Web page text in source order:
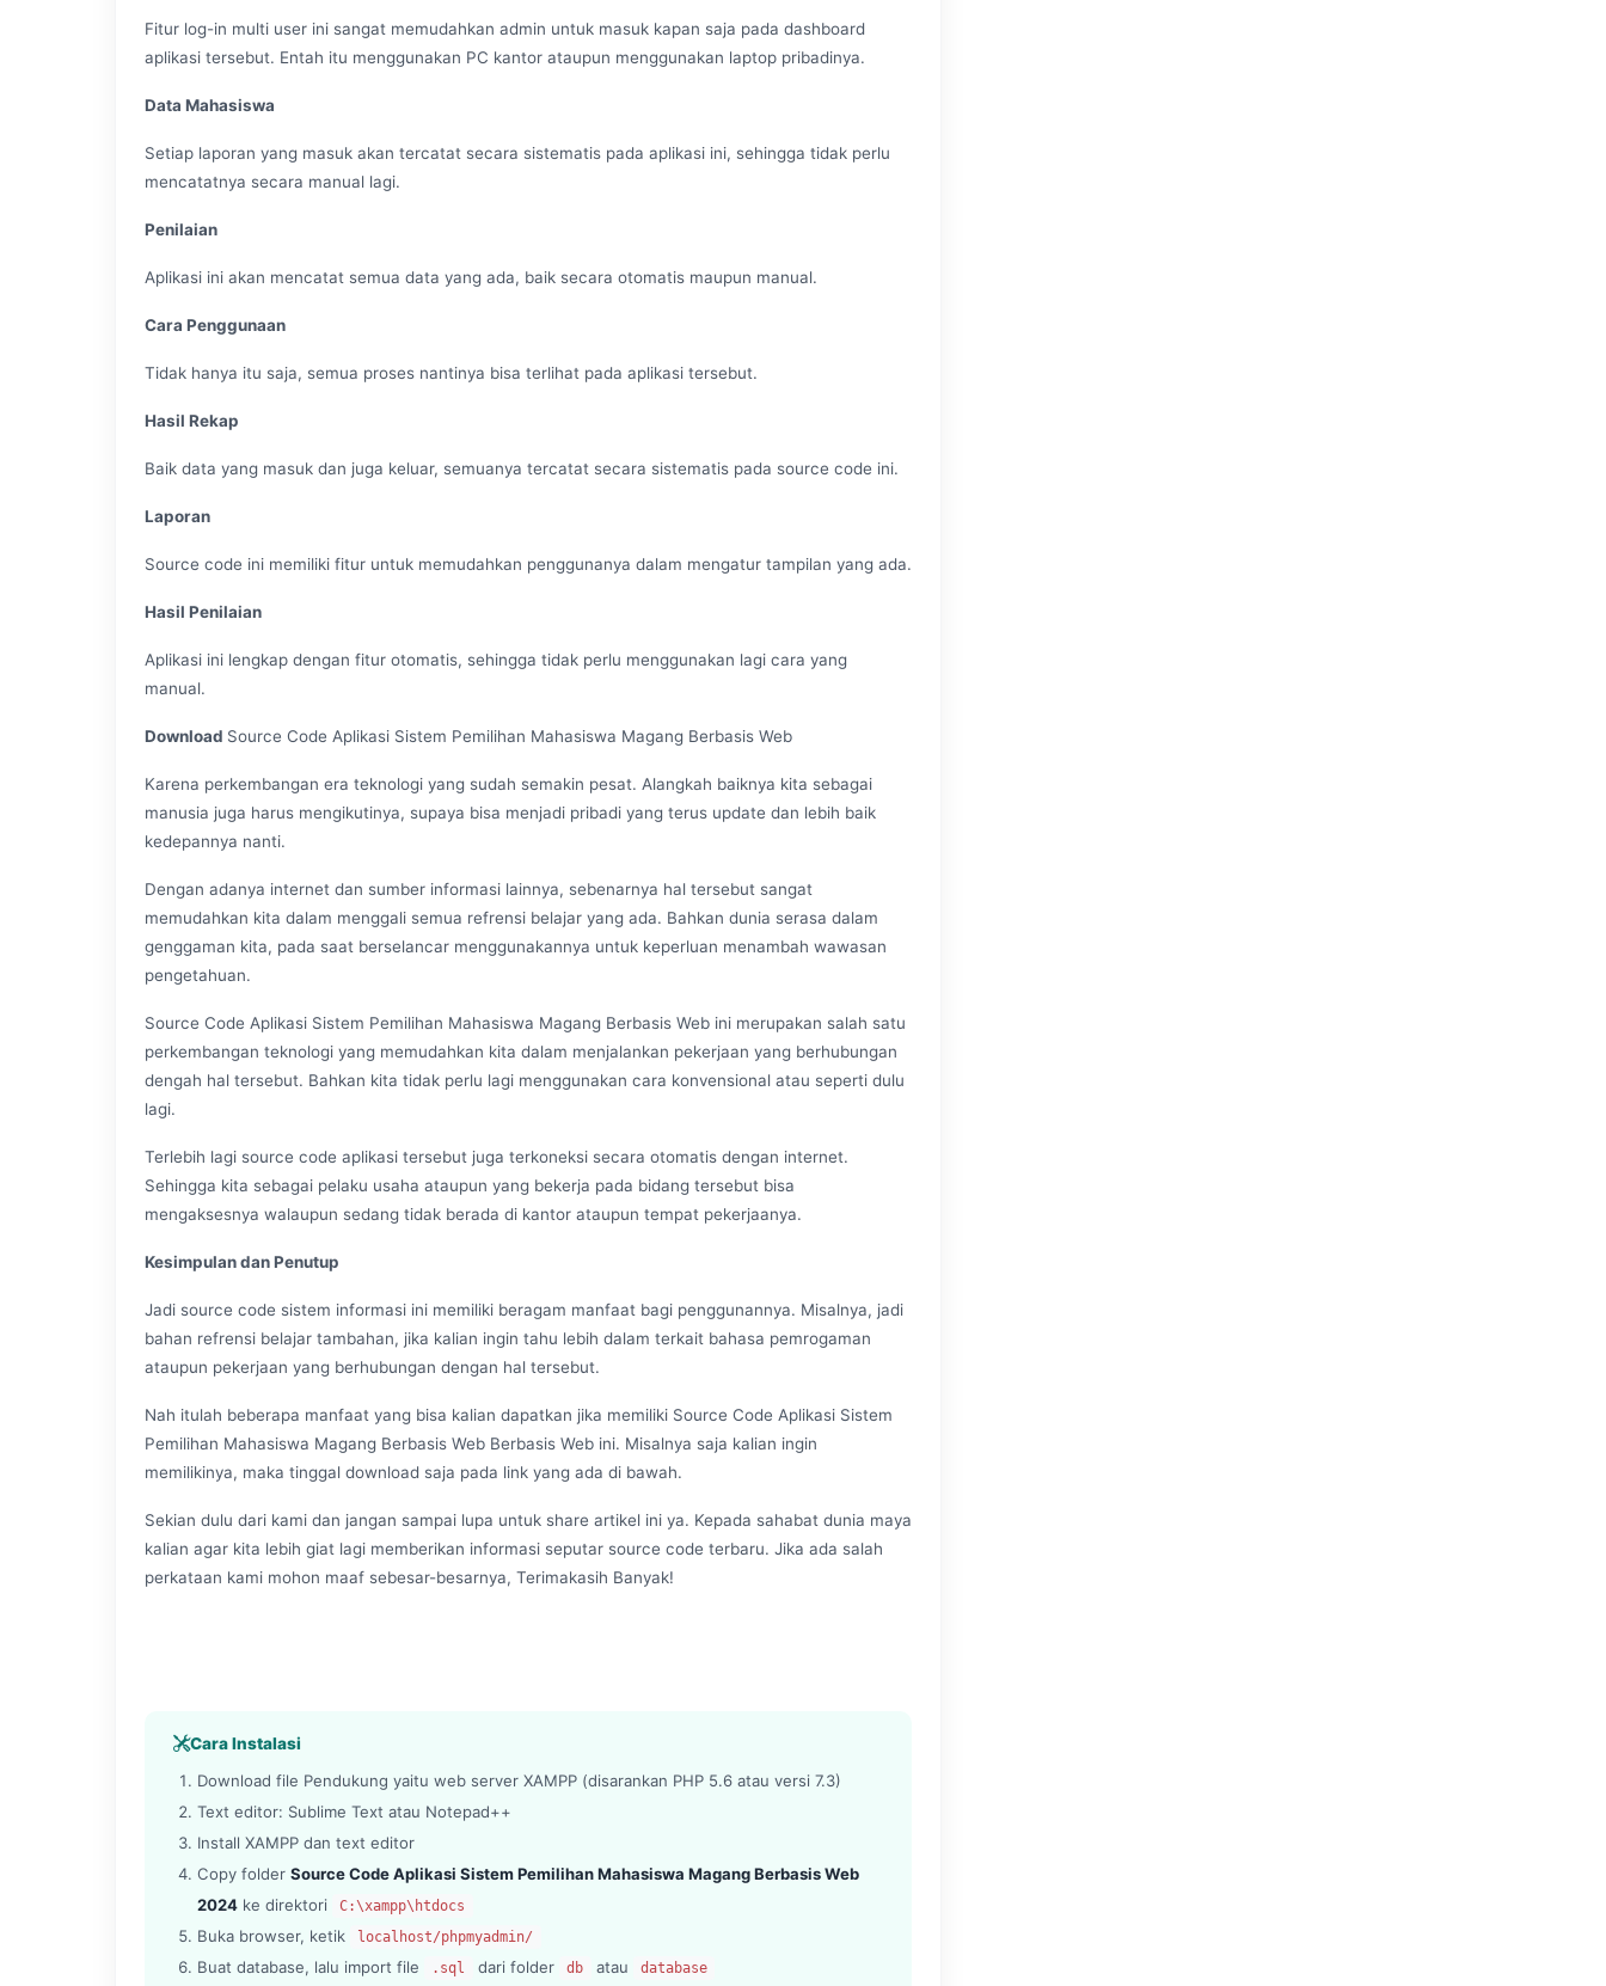
Fitur log-in multi user ini sangat memudahkan admin untuk masuk kapan saja pada dashboard
aplikasi tersebut. Entah itu menggunakan PC kantor ataupun menggunakan laptop pribadinya.
Data Mahasiswa
Setiap laporan yang masuk akan tercatat secara sistematis pada aplikasi ini, sehingga tidak perlu
mencatatnya secara manual lagi.
Penilaian
Aplikasi ini akan mencatat semua data yang ada, baik secara otomatis maupun manual.
Cara Penggunaan
Tidak hanya itu saja, semua proses nantinya bisa terlihat pada aplikasi tersebut.
Hasil Rekap
Baik data yang masuk dan juga keluar, semuanya tercatat secara sistematis pada source code ini.
Laporan
Source code ini memiliki fitur untuk memudahkan penggunanya dalam mengatur tampilan yang ada.
Hasil Penilaian
Aplikasi ini lengkap dengan fitur otomatis, sehingga tidak perlu menggunakan lagi cara yang
manual.
Download Source Code Aplikasi Sistem Pemilihan Mahasiswa Magang Berbasis Web
Karena perkembangan era teknologi yang sudah semakin pesat. Alangkah baiknya kita sebagai
manusia juga harus mengikutinya, supaya bisa menjadi pribadi yang terus update dan lebih baik
kedepannya nanti.
Dengan adanya internet dan sumber informasi lainnya, sebenarnya hal tersebut sangat
memudahkan kita dalam menggali semua refrensi belajar yang ada. Bahkan dunia serasa dalam
genggaman kita, pada saat berselancar menggunakannya untuk keperluan menambah wawasan
pengetahuan.
Source Code Aplikasi Sistem Pemilihan Mahasiswa Magang Berbasis Web ini merupakan salah satu
perkembangan teknologi yang memudahkan kita dalam menjalankan pekerjaan yang berhubungan
dengah hal tersebut. Bahkan kita tidak perlu lagi menggunakan cara konvensional atau seperti dulu
lagi.
Terlebih lagi source code aplikasi tersebut juga terkoneksi secara otomatis dengan internet.
Sehingga kita sebagai pelaku usaha ataupun yang bekerja pada bidang tersebut bisa
mengaksesnya walaupun sedang tidak berada di kantor ataupun tempat pekerjaanya.
Kesimpulan dan Penutup
Jadi source code sistem informasi ini memiliki beragam manfaat bagi penggunannya. Misalnya, jadi
bahan refrensi belajar tambahan, jika kalian ingin tahu lebih dalam terkait bahasa pemrogaman
ataupun pekerjaan yang berhubungan dengan hal tersebut.
Nah itulah beberapa manfaat yang bisa kalian dapatkan jika memiliki Source Code Aplikasi Sistem
Pemilihan Mahasiswa Magang Berbasis Web Berbasis Web ini. Misalnya saja kalian ingin
memilikinya, maka tinggal download saja pada link yang ada di bawah.
Sekian dulu dari kami dan jangan sampai lupa untuk share artikel ini ya. Kepada sahabat dunia maya
kalian agar kita lebih giat lagi memberikan informasi seputar source code terbaru. Jika ada salah
perkataan kami mohon maaf sebesar-besarnya, Terimakasih Banyak!
Cara Instalasi
Download file Pendukung yaitu web server XAMPP (disarankan PHP 5.6 atau versi 7.3)
Text editor: Sublime Text atau Notepad++
Install XAMPP dan text editor
Copy folder Source Code Aplikasi Sistem Pemilihan Mahasiswa Magang Berbasis Web
2024 ke direktori C:\xampp\htdocs
Buka browser, ketik localhost/phpmyadmin/
Buat database, lalu import file .sql dari folder db atau database